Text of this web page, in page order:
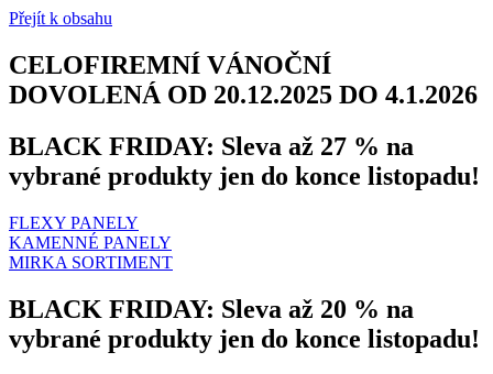
Přejít k obsahu
CELOFIREMNÍ VÁNOČNÍ
DOVOLENÁ OD 20.12.2025 DO 4.1.2026
BLACK FRIDAY: Sleva až 27 % na
vybrané produkty jen do konce listopadu!
FLEXY PANELY
KAMENNÉ PANELY
MIRKA SORTIMENT
BLACK FRIDAY: Sleva až 20 % na
vybrané produkty jen do konce listopadu!